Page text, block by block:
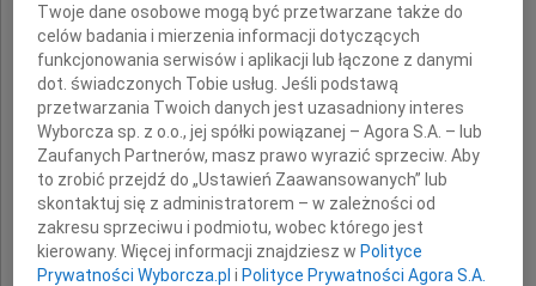
Koleżance
arch. Agnieszce Dudzie
z powodu śmierci
Ojca
Twoje dane osobowe mogą być przetwarzane także do
celów badania i mierzenia informacji dotyczących
funkcjonowania serwisów i aplikacji lub łączone z danymi
dot. świadczonych Tobie usług. Jeśli podstawą
przetwarzania Twoich danych jest uzasadniony interes
Wyborcza sp. z o.o., jej spółki powiązanej – Agora S.A. – lub
Zaufanych Partnerów, masz prawo wyrazić sprzeciw. Aby
to zrobić przejdź do „Ustawień Zaawansowanych” lub
skontaktuj się z administratorem – w zależności od
zakresu sprzeciwu i podmiotu, wobec którego jest
kierowany. Więcej informacji znajdziesz w Polityce
Prywatności Wyborcza.pl i Polityce Prywatności Agora S.A.